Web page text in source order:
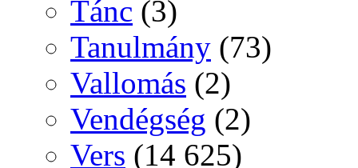
Tánc (3)
Tanulmány (73)
Vallomás (2)
Vendégség (2)
Vers (14 625)